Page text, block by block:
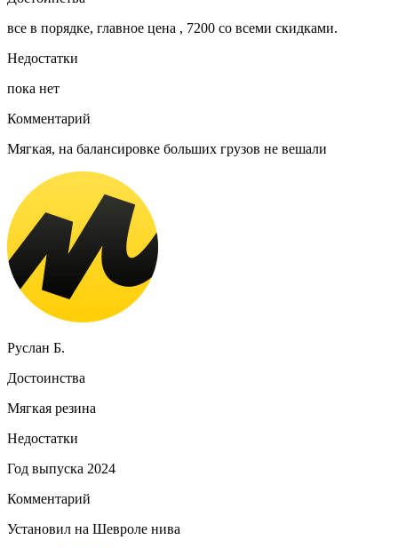
все в порядке, главное цена , 7200 со всеми скидками.
Недостатки
пока нет
Комментарий
Мягкая, на балансировке больших грузов не вешали
Руслан Б.
Достоинства
Мягкая резина
Недостатки
Год выпуска 2024
Комментарий
Установил на Шевроле нива